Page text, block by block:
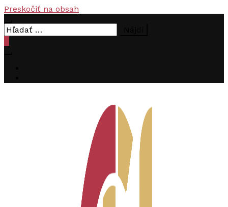
Preskočiť na obsah
Hľadať: